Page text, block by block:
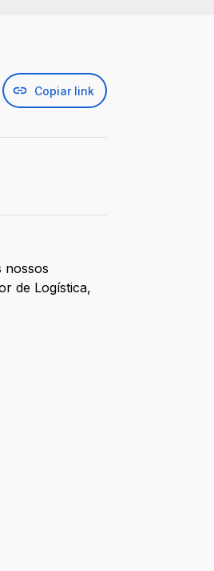
Copiar link
nossos
de Logística,